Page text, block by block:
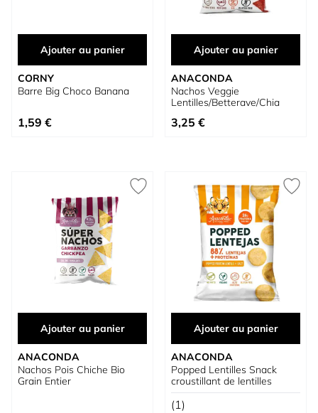
Ajouter au panier
CORNY
Barre Big Choco Banana
1,59 €
Ajouter au panier
ANACONDA
Nachos Veggie
Lentilles/Betterave/Chia
3,25 €
Ajouter au panier
ANACONDA
Nachos Pois Chiche Bio
Grain Entier
Ajouter au panier
ANACONDA
Popped Lentilles Snack
croustillant de lentilles
(1)